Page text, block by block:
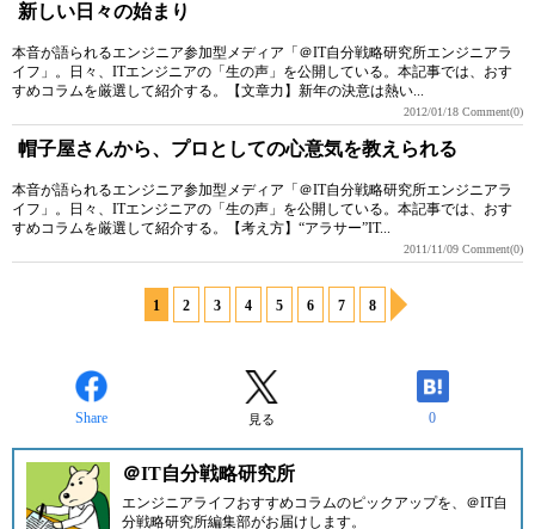
新しい日々の始まり
本音が語られるエンジニア参加型メディア「＠IT自分戦略研究所エンジニアラ
イフ」。日々、ITエンジニアの「生の声」を公開している。本記事では、おす
すめコラムを厳選して紹介する。【文章力】新年の決意は熱い...
2012/01/18 Comment(0)
帽子屋さんから、プロとしての心意気を教えられる
本音が語られるエンジニア参加型メディア「＠IT自分戦略研究所エンジニアラ
イフ」。日々、ITエンジニアの「生の声」を公開している。本記事では、おす
すめコラムを厳選して紹介する。【考え方】“アラサー”IT...
2011/11/09 Comment(0)
1 2 3 4 5 6 7 8
Share 見る 0
＠IT自分戦略研究所
エンジニアライフおすすめコラムのピックアップを、 ＠IT自
分戦略研究所編集部がお届けします。